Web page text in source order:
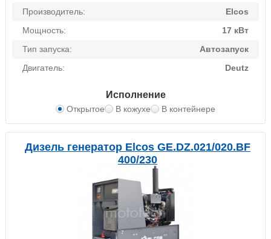
Производитель:
Elcos
Мощность:
17 кВт
Тип запуска:
Автозапуск
Двигатель:
Deutz
Исполнение
Открытое В кожухе В контейнере
Дизель генератор Elcos GE.DZ.021/020.BF
400/230